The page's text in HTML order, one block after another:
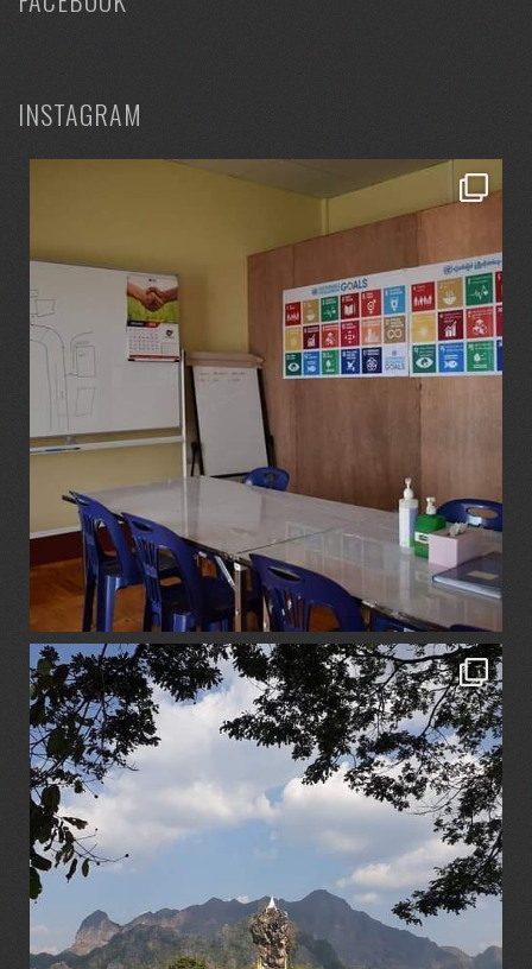
INSTAGRAM